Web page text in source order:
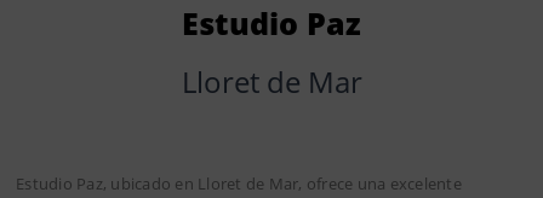
Estudio Paz
Lloret de Mar
Estudio Paz, ubicado en Lloret de Mar, ofrece una excelente